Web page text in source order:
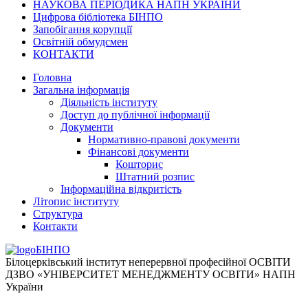
НАУКОВА ПЕРІОДИКА НАПН УКРАЇНИ
Цифрова бібліотека БІНПО
Запобігання корупції
Освітній обмудсмен
КОНТАКТИ
Головна
Загальна інформація
Діяльність інституту
Доступ до публічної інформації
Документи
Нормативно-правові документи
Фінансові документи
Кошторис
Штатний розпис
Інформаційна відкритість
Літопис інституту
Структура
Контакти
БІНПО
Білоцерківський інститут неперервної професійної ОСВІТИ
ДЗВО «УНІВЕРСИТЕТ МЕНЕДЖМЕНТУ ОСВІТИ» НАПН
України